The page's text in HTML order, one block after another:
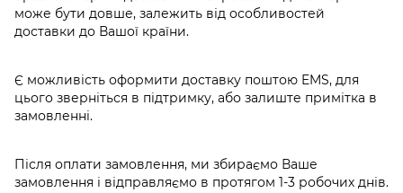
може бути довше, залежить від особливостей
доставки до Вашої країни.
Є можливість оформити доставку поштою EMS, для
цього зверніться в підтримку, або залиште примітка в
замовленні.
Після оплати замовлення, ми збираємо Ваше
замовлення і відправляємо в протягом 1-3 робочих днів.